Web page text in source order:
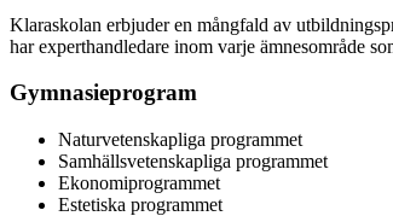
Klaraskolan erbjuder en mångfald av
har experthandledare inom varje ämnesområde
Gymnasieprogram
Naturvetenskapliga programmet
Samhällsvetenskapliga programmet
Ekonomiprogrammet
Estetiska programmet